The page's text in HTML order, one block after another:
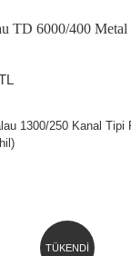
TD 6000/400
TÜKENDİ